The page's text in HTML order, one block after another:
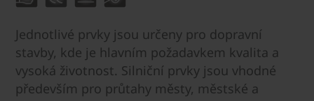
Jednotlivé prvky jsou určeny pro dopravní
stavby, kde je hlavním požadavkem kvalita a
vysoká životnost. Silniční prvky jsou vhodné
především pro průtahy městy, městské a